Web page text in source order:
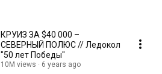
КРУИЗ ЗА $40 000 –
СЕВЕРНЫЙ ПОЛЮС // Ледокол
"50 лет Победы"
10M views 6 years ago